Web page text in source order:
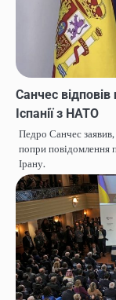
Санчес
Іспанії з НАТО
Педро Санчес
попри повідомлення
Ірану.